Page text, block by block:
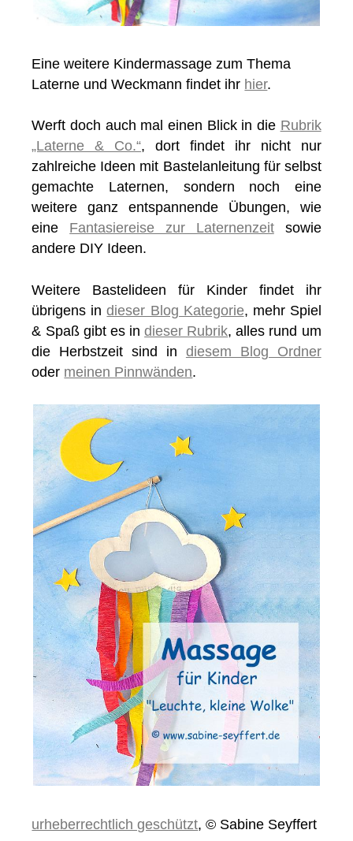
Eine weitere Kindermassage zum Thema
Laterne und Weckmann findet ihr hier.
Werft doch auch mal einen Blick in die Rubrik
„Laterne & Co.“, dort findet ihr nicht nur
zahlreiche Ideen mit Bastelanleitung für selbst
gemachte Laternen, sondern noch eine
weitere ganz entspannende Übungen, wie
eine Fantasiereise zur Laternenzeitsowie
andere DIY Ideen.
Weitere Bastelideen für Kinder findet ihr
übrigens indieser Blog Kategorie, mehr Spiel
& Spaß gibt es indieser Rubrik, alles rund um
die Herbstzeit sind in diesem Blog Ordner
oder meinen Pinnwänden.
urheberrechtlich geschützt, © Sabine Seyffert